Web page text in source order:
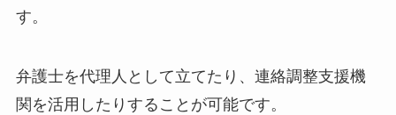
す。
弁護士を代理人として立てたり、連絡調整支援機
関を活用したりすることが可能です。